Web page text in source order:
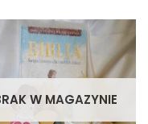
W MAGAZYNIE